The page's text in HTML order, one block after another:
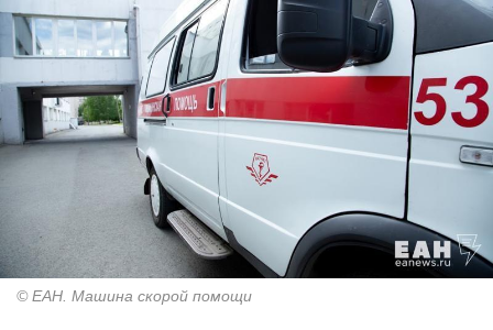
© ЕАН. Машина скорой помощи